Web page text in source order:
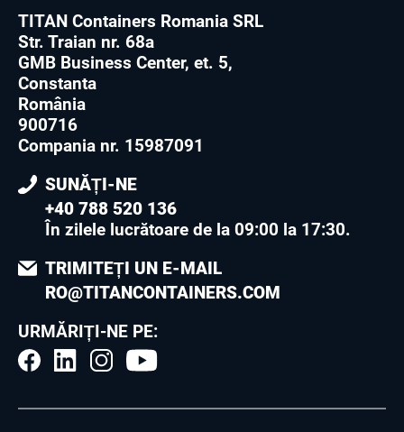
TITAN Containers Romania SRL
Str. Traian nr. 68a
GMB Business Center, et. 5,
Constanta
România
900716
Compania nr. 15987091
SUNĂȚI-NE
+40 788 520 136
În zilele lucrătoare de la 09:00 la 17:30.
TRIMITEȚI UN E-MAIL
RO@TITANCONTAINERS.COM
URMĂRIȚI-NE PE: